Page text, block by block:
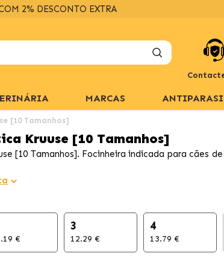
2% DESCONTO EXTRA
MARCAS
[10 Tamanhos]
Kruuse [10 Tamanhos]
[10 Tamanhos]. Focinheira indicada para cães
€
3
12.29 €
4
13.79 €